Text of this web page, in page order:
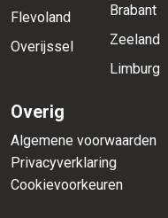
Flevoland
Overijssel
Brabant
Zeeland
Limburg
Overig
Algemene voorwaarden
Privacyverklaring
Cookievoorkeuren